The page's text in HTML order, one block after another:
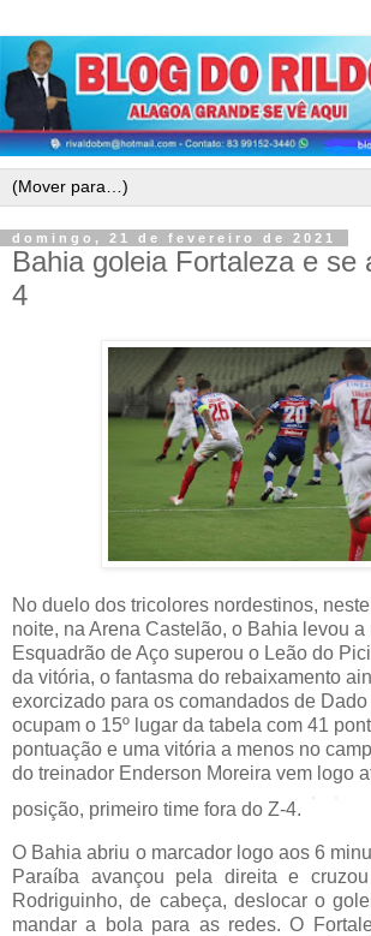
domingo, 21 de fevereiro de 2021
Bahia goleia Fortaleza e se
4
No duelo dos tricolores nordestinos, neste
noite, na Arena Castelão, o Bahia levou a
Esquadrão de Aço superou o Leão do
da vitória, o fantasma do rebaixamento
exorcizado para os comandados de
ocupam o 15º lugar da tabela com 41
pontuação e uma vitória a menos no
do treinador Enderson Moreira vem logo
posição, primeiro time fora do Z-4.
O Bahia abriu o marcador logo aos 6
Paraíba avançou pela direita e
Rodriguinho, de cabeça, deslocar o
mandar a bola para as redes. O